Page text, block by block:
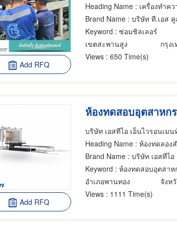
Add RFQ
Heading Name : เครื่องทำค
Brand Name : บริษัท ที.เอส
Keyword : ซ่อมชิลเลอร์
เขตสะพานสูง
กรุง
Views : 650 Time(s)
Add RFQ
ห้องทดสอบอุตสาหก
Heading Name : ห้องทดลองสำหรับการทดสอบ,งานทา
Brand Name : บริษัท เอสทีไอ เอ็นไวรอนเมน
Keyword : ห้องทดสอบอุตสา
อำเภอพานทอง
จังห
Views : 1111 Time(s)